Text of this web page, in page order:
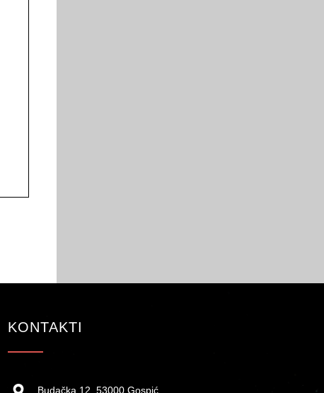
KONTAKTI
Budačka 12, 53000 Gospić